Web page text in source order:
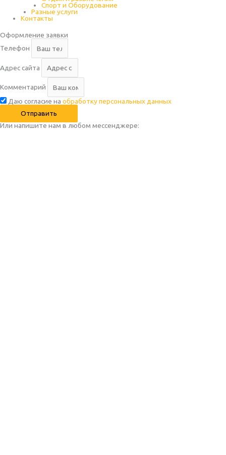
Спорт и Оборудование
Разные услуги
Контакты
Оформление заявки
Телефон
Адрес сайта
Комментарий
Даю согласие на обработку персональных данных
Отправить
Или напишите нам в любом месcенджере: